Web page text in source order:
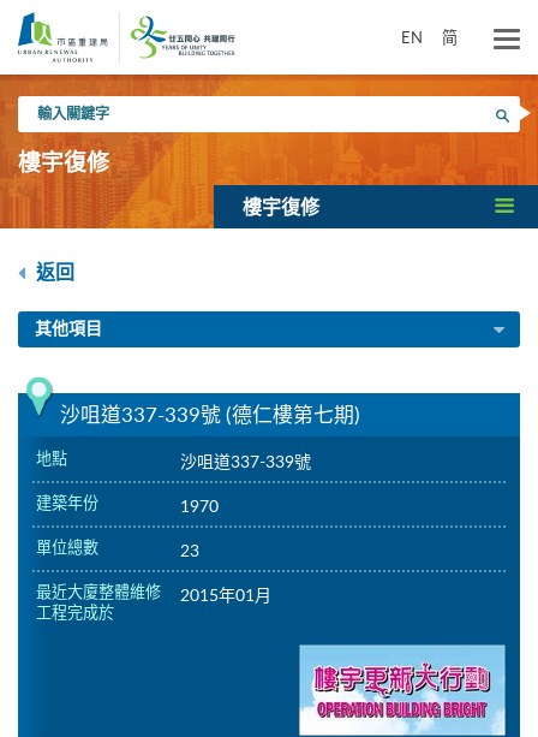
內
EN 简
入
關
鍵
搜尋
樓宇復修
樓宇復修
返回
其他項目
沙咀道337-339號 (德仁樓第七期)
地點 沙咀道337-339號
建築年份 1970
單位總數 23
最近大廈整體維修
工程完成於
2015年01月